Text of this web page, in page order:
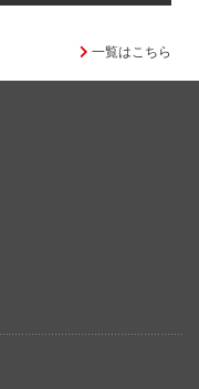
一覧はこちら